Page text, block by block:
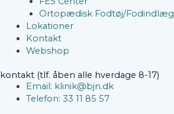
Ortopædisk Fodtøj/Fodindlæg
Lokationer
Kontakt
Webshop
kontakt (tlf. åben alle hverdage 8-17)
Email: klinik@bjn.dk
Telefon: 33 11 85 57